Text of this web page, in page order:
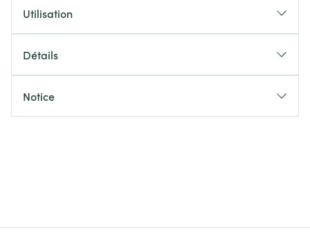
Utilisation
Détails
Notice